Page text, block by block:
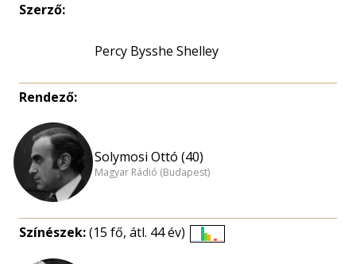
Szerző:
Percy Bysshe Shelley
Rendező:
Solymosi Ottó (40)
Magyar Rádió (Budapest)
Színészek:(15 fő, átl. 44 év)